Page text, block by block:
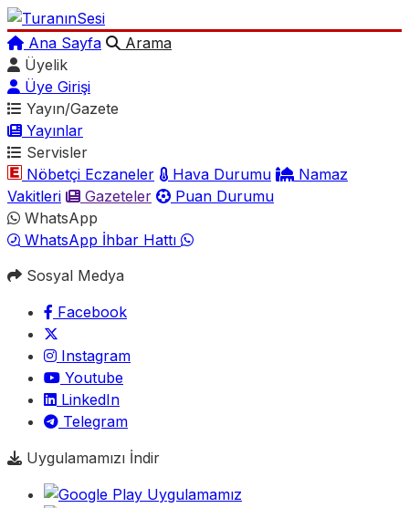
Ana Sayfa
Arama
Üyelik
Üye Girişi
Yayın/Gazete
Yayınlar
Servisler
Nöbetçi Eczaneler
Hava Durumu
Namaz
Vakitleri
Gazeteler
Puan Durumu
WhatsApp
WhatsApp İhbar Hattı
Sosyal Medya
Facebook
Instagram
Youtube
LinkedIn
Telegram
Uygulamamızı İndir